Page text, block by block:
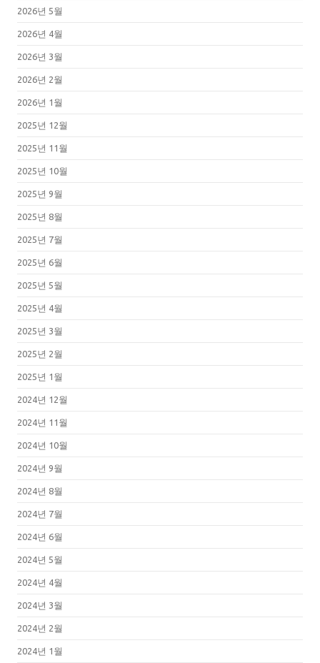
2026년 5월
2026년 4월
2026년 3월
2026년 2월
2026년 1월
2025년 12월
2025년 11월
2025년 10월
2025년 9월
2025년 8월
2025년 7월
2025년 6월
2025년 5월
2025년 4월
2025년 3월
2025년 2월
2025년 1월
2024년 12월
2024년 11월
2024년 10월
2024년 9월
2024년 8월
2024년 7월
2024년 6월
2024년 5월
2024년 4월
2024년 3월
2024년 2월
2024년 1월